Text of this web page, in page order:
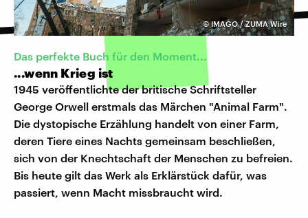
©IMAGO / ZUMA Wire
Das perfekte Buch für den Moment...
...wenn Krieg ist
1945 veröffentlichte der britische Schriftsteller
George Orwell erstmals das Märchen "Animal Farm".
Die dystopische Erzählung handelt von einer Farm,
deren Tiere eines Nachts gemeinsam beschließen,
sich von der Knechtschaft der Menschen zu befreien.
Bis heute gilt das Werk als Erklärstück dafür, was
passiert, wenn Macht missbraucht wird.